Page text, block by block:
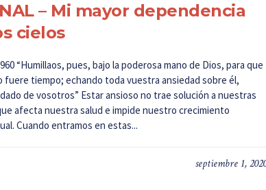
– Mi mayor dependencia
cielos
“Humillaos, pues, bajo la poderosa mano de Dios, para que
fuere tiempo; echando toda vuestra ansiedad sobre él,
de vosotros” Estar ansioso no trae solución a nuestras
afecta nuestra salud e impide nuestro crecimiento
Cuando entramos en estas...
septiembre 1,